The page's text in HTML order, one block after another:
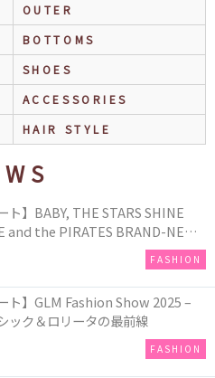
OUTER
BOTTOMS
SHOES
ACCESSORIES
HAIR STYLE
ト】BABY, THE STARS SHINE
and the PIRATES BRAND-NEW
FASHION
ト】GLM Fashion Show 2025 –
ック＆ロリータの最前線
FASHION